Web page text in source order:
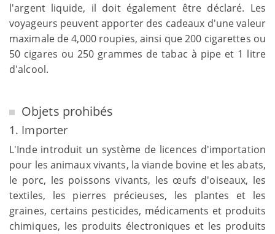
l'argent liquide, il doit également être déclaré. Les
voyageurs peuvent apporter des cadeaux d'une valeur
maximale de 4,000 roupies, ainsi que 200 cigarettes ou
50 cigares ou 250 grammes de tabac à pipe et 1 litre
d'alcool.
Objets prohibés
1. Importer
L'Inde introduit un système de licences d'importation
pour les animaux vivants, la viande bovine et les abats,
le porc, les poissons vivants, les œufs d'oiseaux, les
textiles, les pierres précieuses, les plantes et les
graines, certains pesticides, médicaments et produits
chimiques, les produits électroniques et les produits